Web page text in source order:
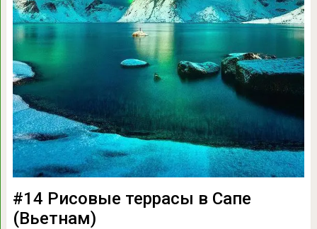
#14 Рисовые террасы в Сапе
(Вьетнам)